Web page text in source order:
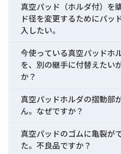
真空パッド（ホルダ付）を
ド径を変更するためにパッ
入したい。
今使っている真空パッドホ
を、別の継手に付替えたい
か？
真空パッドホルダの摺動部
ん。なぜですか？
真空パッドのゴムに亀裂が
た。不良品ですか？